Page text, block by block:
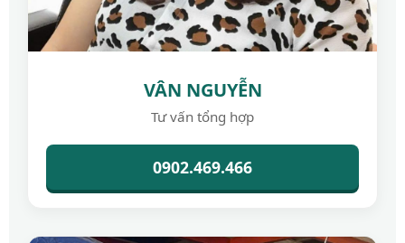
VÂN NGUYỄN
Tư vấn tổng hợp
0902.469.466